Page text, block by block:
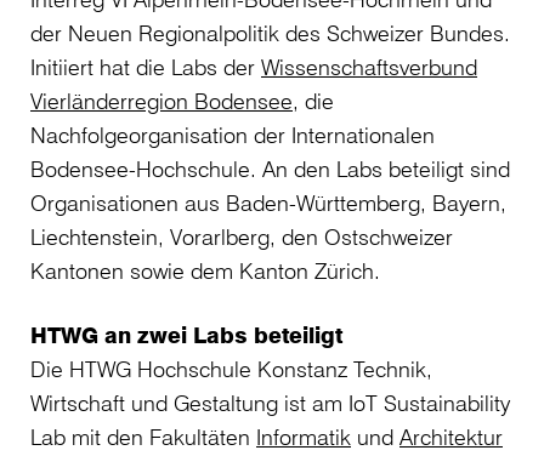
der Neuen Regionalpolitik des Schweizer Bundes.
Initiiert hat die Labs der Wissenschaftsverbund
Vierländerregion Bodensee, die
Nachfolgeorganisation der Internationalen
Bodensee-Hochschule. An den Labs beteiligt sind
Organisationen aus Baden-Württemberg, Bayern,
Liechtenstein, Vorarlberg, den Ostschweizer
Kantonen sowie dem Kanton Zürich.
HTWG an zwei Labs beteiligt
Die HTWG Hochschule Konstanz Technik,
Wirtschaft und Gestaltung ist am IoT Sustainability
Lab mit den Fakultäten Informatik und Architektur